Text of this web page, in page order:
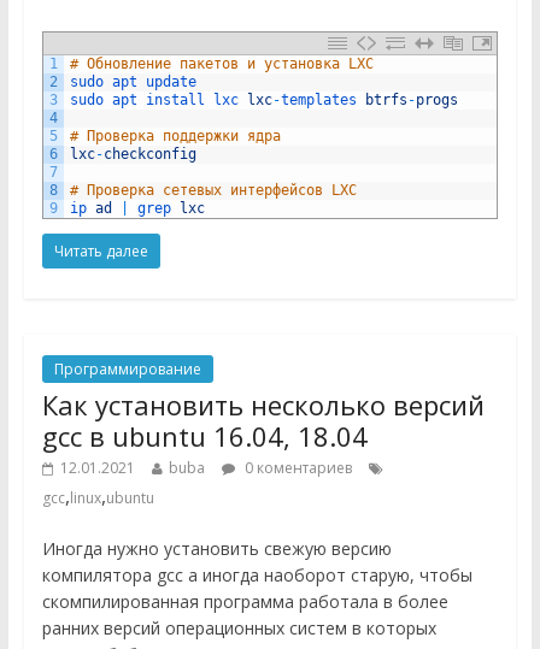
1
2
3
4
5
6
7
8
9
# Обновление пакетов и установка LXC
sudo apt update
sudo apt install lxc lxc-templates btrfs -progs
# Проверка поддержки ядра
lxc-checkconfig
# Проверка сетевых интерфейсов LXC
ip ad grep lxc
Читать далее
Программирование
Как установить несколько версий
gcc в ubuntu 16.04, 18.04
12.01.2021 buba
0 коментариев
gcc,linux,ubuntu
Иногда нужно установить свежую версию
компилятора gcc а иногда наоборот старую, чтобы
скомпилированная программа работала в более
ранних версий операционных систем в которых